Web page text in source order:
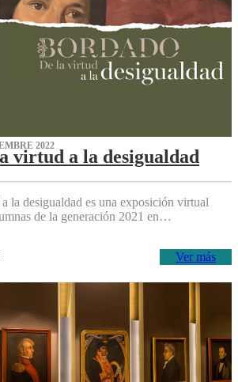
2022
virtud a la desigualdad
la desigualdad es una exposición virtual
de la generación 2021 en…
Ver más